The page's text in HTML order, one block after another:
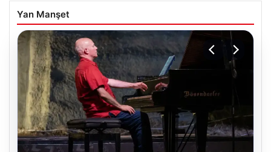
Yan Manşet